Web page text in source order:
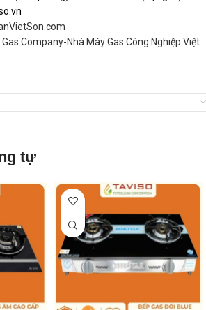
Company-Nhà Máy Gas Công Nghiệp Việt
tự